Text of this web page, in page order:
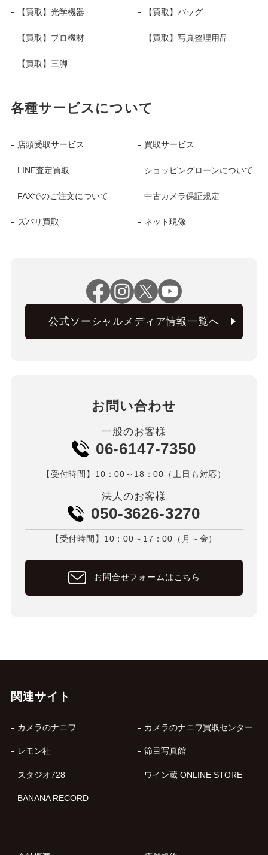
【買取】光学機器 【買取】バッグ
【買取】プロ機材 【買取】写真整理用品
【買取】三脚
各種サービスについて
店頭受取サービス 買取サービス
LINE査定買取 ショッピングローンについて
FAXでのご注文について 中古カメラ保証規定
ズバリ買取 ネット現像
公式ソーシャルメディア情報一覧へ
お問い合わせ
一般のお客様
06-6147-7350
【受付時間】10：00～18：00（土日も対応）
法人のお客様
050-3626-3270
【受付時間】10：00～17：00（月～金）
お問合せフォームはこちら
関連サイト
カメラのナニワ カメラのナニワ買取センター
レモン社 節目写真館
スタジオ728 ワイン蔵 ONLINE STORE
BANANA RECORD